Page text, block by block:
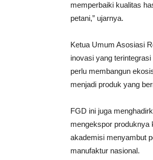
memperbaiki kualitas
petani,” ujarnya.
Ketua Umum Asosiasi
inovasi yang
perlu membangun
menjadi produk yang
FGD ini juga
mengekspor produknya
akademisi menyambut
manufaktur nasional.